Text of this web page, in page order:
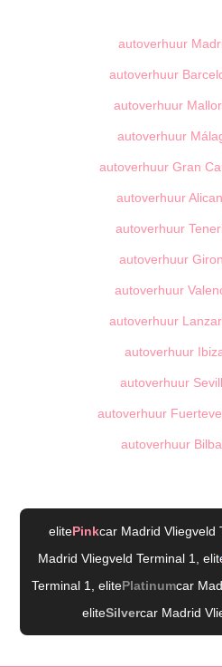
autoverhuur
autoverhuur
autoverhuur
autoverhuur
autoverhuur Gran
autoverhuur
autoverhuur
autoverhuur
autoverhuur
autoverhuur
autoverhuur
autoverhuur
autoverhuur
autoverhuur
elitePinkcar Madrid Vliegveld
Madrid Vliegveld Terminal 1
,
Terminal 1
, elitePlatinumcar
eliteSilvercar Madrid